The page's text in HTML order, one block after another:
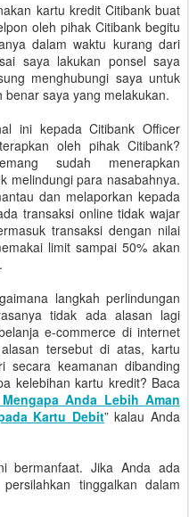
kartu kredit Citibank buat
oleh pihak Citibank begitu
dalam waktu kurang dari
saya lakukan ponsel saya
menghubungi saya untuk
saya yang melakukan.
ini kepada Citibank Officer
oleh pihak Citibank?
sudah menerapkan
melindungi para nasabahnya.
dan melaporkan kepada
transaksi online tidak wajar
transaksi dengan nilai
limit sampai 50% akan
langkah perlindungan
tidak ada alasan lagi
e-commerce di internet
tersebut di atas, kartu
secara keamanan dibanding
kelebihan kartu kredit? Baca
Anda Lebih Aman
Kartu Debit” kalau Anda
bermanfaat. Jika Anda ada
tinggalkan dalam